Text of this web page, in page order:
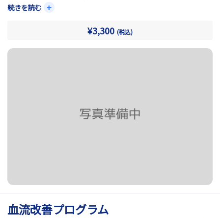
直接、背骨・骨格を調整し整えることで全ての負担を軽減させる
格を整えるために取り入れることがオススメです。
続きを読む +
¥3,300 (税込)
血流改善プログラム